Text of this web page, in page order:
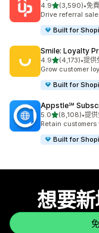
4.9滿分 5 顆星
(3,590)
共有 3590 則評價
•免
Drive referral
Built for
Smile: Loyalty
4.9滿分 5 顆星
(4,173)
共有 4173 則評價
•提供
Grow customer
Built for
Appstle℠
5.0滿分 5 顆星
(8,108)
共有 8108 則評價
•提
Retain
Built for
想要